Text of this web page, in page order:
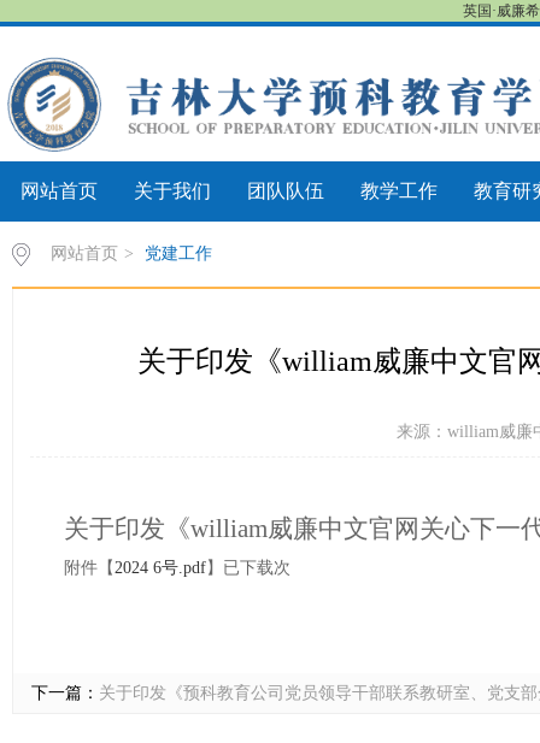
英国·威廉
网站首页 关于我们 团队队伍 教学工作 教育研
网站首页 > 党建工作
关于印发《william威廉中文官
来源：william威廉
关于印发《william威廉中文官网关心下一
附件【2024 6号.pdf】已下载次
下一篇： 关于印发《预科教育公司党员领导干部联系教研室、党支